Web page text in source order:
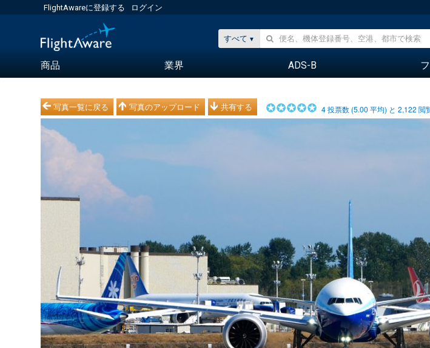
FlightAwareに登録する ログイン
すべて
商品 業界 ADS-B
写真一覧に戻る 写真のアップロード 共有する 4投票数 (5.00 平均) と2,122 閲